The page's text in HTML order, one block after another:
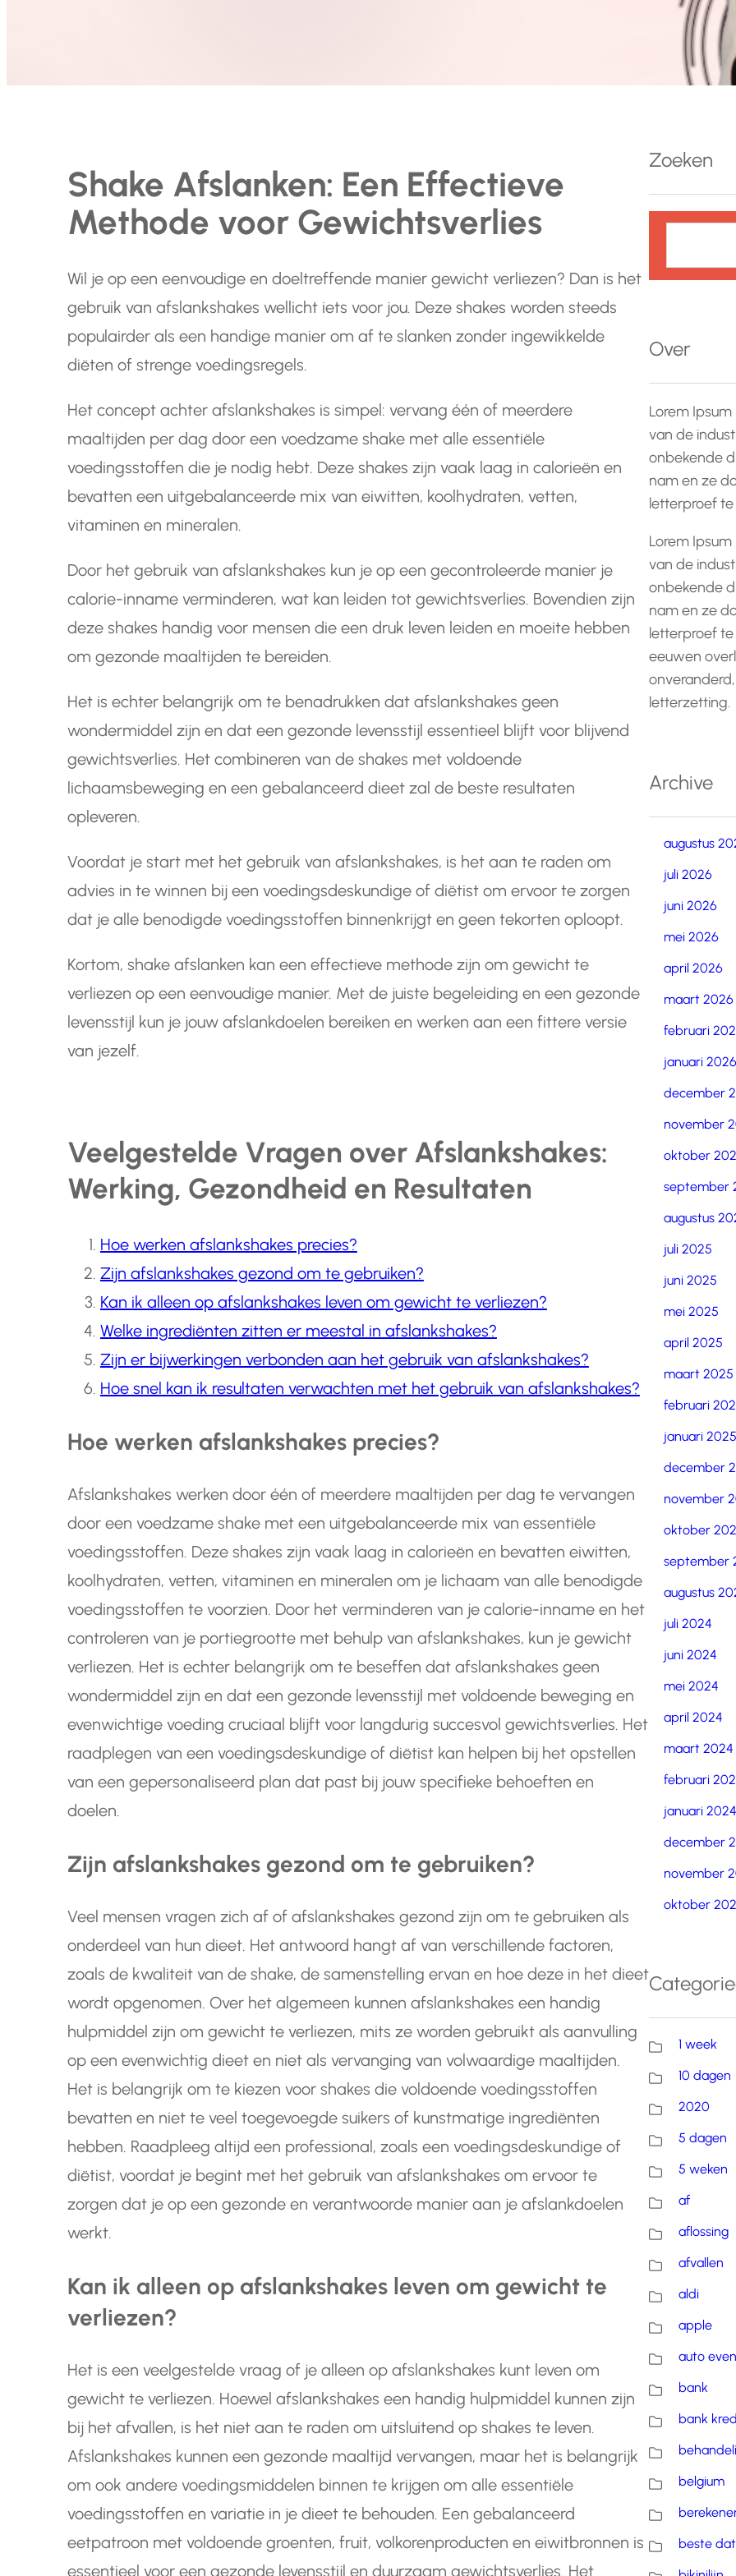
Shake Afslanken: Een Effectieve
Methode voor Gewichtsverlies
Wil je op een eenvoudige en doeltreffende manier gewicht verliezen? Dan is het
gebruik van afslankshakes wellicht iets voor jou. Deze shakes worden steeds
populairder als een handige manier om af te slanken zonder ingewikkelde
diëten of strenge voedingsregels.
Het concept achter afslankshakes is simpel: vervang één of meerdere
maaltijden per dag door een voedzame shake met alle essentiële
voedingsstoffen die je nodig hebt. Deze shakes zijn vaak laag in calorieën en
bevatten een uitgebalanceerde mix van eiwitten, koolhydraten, vetten,
vitaminen en mineralen.
Door het gebruik van afslankshakes kun je op een gecontroleerde manier je
calorie-inname verminderen, wat kan leiden tot gewichtsverlies. Bovendien zijn
deze shakes handig voor mensen die een druk leven leiden en moeite hebben
om gezonde maaltijden te bereiden.
Het is echter belangrijk om te benadrukken dat afslankshakes geen
wondermiddel zijn en dat een gezonde levensstijl essentieel blijft voor blijvend
gewichtsverlies. Het combineren van de shakes met voldoende
lichaamsbeweging en een gebalanceerd dieet zal de beste resultaten
opleveren.
Voordat je start met het gebruik van afslankshakes, is het aan te raden om
advies in te winnen bij een voedingsdeskundige of diëtist om ervoor te zorgen
dat je alle benodigde voedingsstoffen binnenkrijgt en geen tekorten oploopt.
Kortom, shake afslanken kan een effectieve methode zijn om gewicht te
verliezen op een eenvoudige manier. Met de juiste begeleiding en een gezonde
levensstijl kun je jouw afslankdoelen bereiken en werken aan een fittere versie
van jezelf.
Veelgestelde Vragen over Afslankshakes:
Werking, Gezondheid en Resultaten
Hoe werken afslankshakes precies?
Zijn afslankshakes gezond om te gebruiken?
Kan ik alleen op afslankshakes leven om gewicht te verliezen?
Welke ingrediënten zitten er meestal in afslankshakes?
Zijn er bijwerkingen verbonden aan het gebruik van afslankshakes?
Hoe snel kan ik resultaten verwachten met het gebruik van afslankshakes?
Hoe werken afslankshakes precies?
Afslankshakes werken door één of meerdere maaltijden per dag te vervangen
door een voedzame shake met een uitgebalanceerde mix van essentiële
voedingsstoffen. Deze shakes zijn vaak laag in calorieën en bevatten eiwitten,
koolhydraten, vetten, vitaminen en mineralen om je lichaam van alle benodigde
voedingsstoffen te voorzien. Door het verminderen van je calorie-inname en het
controleren van je portiegrootte met behulp van afslankshakes, kun je gewicht
verliezen. Het is echter belangrijk om te beseffen dat afslankshakes geen
wondermiddel zijn en dat een gezonde levensstijl met voldoende beweging en
evenwichtige voeding cruciaal blijft voor langdurig succesvol gewichtsverlies. Het
raadplegen van een voedingsdeskundige of diëtist kan helpen bij het opstellen
van een gepersonaliseerd plan dat past bij jouw specifieke behoeften en
doelen.
Zijn afslankshakes gezond om te gebruiken?
Veel mensen vragen zich af of afslankshakes gezond zijn om te gebruiken als
onderdeel van hun dieet. Het antwoord hangt af van verschillende factoren,
zoals de kwaliteit van de shake, de samenstelling ervan en hoe deze in het dieet
wordt opgenomen. Over het algemeen kunnen afslankshakes een handig
hulpmiddel zijn om gewicht te verliezen, mits ze worden gebruikt als aanvulling
op een evenwichtig dieet en niet als vervanging van volwaardige maaltijden.
Het is belangrijk om te kiezen voor shakes die voldoende voedingsstoffen
bevatten en niet te veel toegevoegde suikers of kunstmatige ingrediënten
hebben. Raadpleeg altijd een professional, zoals een voedingsdeskundige of
diëtist, voordat je begint met het gebruik van afslankshakes om ervoor te
zorgen dat je op een gezonde en verantwoorde manier aan je afslankdoelen
werkt.
Kan ik alleen op afslankshakes leven om gewicht te
verliezen?
Het is een veelgestelde vraag of je alleen op afslankshakes kunt leven om
gewicht te verliezen. Hoewel afslankshakes een handig hulpmiddel kunnen zijn
bij het afvallen, is het niet aan te raden om uitsluitend op shakes te leven.
Afslankshakes kunnen een gezonde maaltijd vervangen, maar het is belangrijk
om ook andere voedingsmiddelen binnen te krijgen om alle essentiële
voedingsstoffen en variatie in je dieet te behouden. Een gebalanceerd
eetpatroon met voldoende groenten, fruit, volkorenproducten en eiwitbronnen is
essentieel voor een gezonde levensstijl en duurzaam gewichtsverlies. Het
Zoeken
Over
Lorem
van de
onbekende
nam en ze
letterproef te
Lorem
van de
onbekende
nam en ze
letterproef te
eeuwen
letterzetting.
Archive
augustus
juli 2026
juni 2026
mei 2026
april 2026
maart 2026
februari
januari 2026
december
november
oktober
september
augustus
juli 2025
juni 2025
mei 2025
april 2025
maart 2025
februari
januari 2025
december
november
oktober
september
augustus
juli 2024
juni 2024
mei 2024
april 2024
maart 2024
februari
januari 2024
december
november
oktober
1 week
10 dagen
2020
5 dagen
5 weken
af
aflossing
afvallen
aldi
apple
auto
bank
bank
belgium
beste